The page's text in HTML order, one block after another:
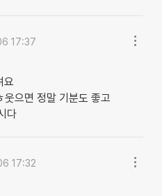
17:37
요
으면 정말 기분도 좋고
다
17:32